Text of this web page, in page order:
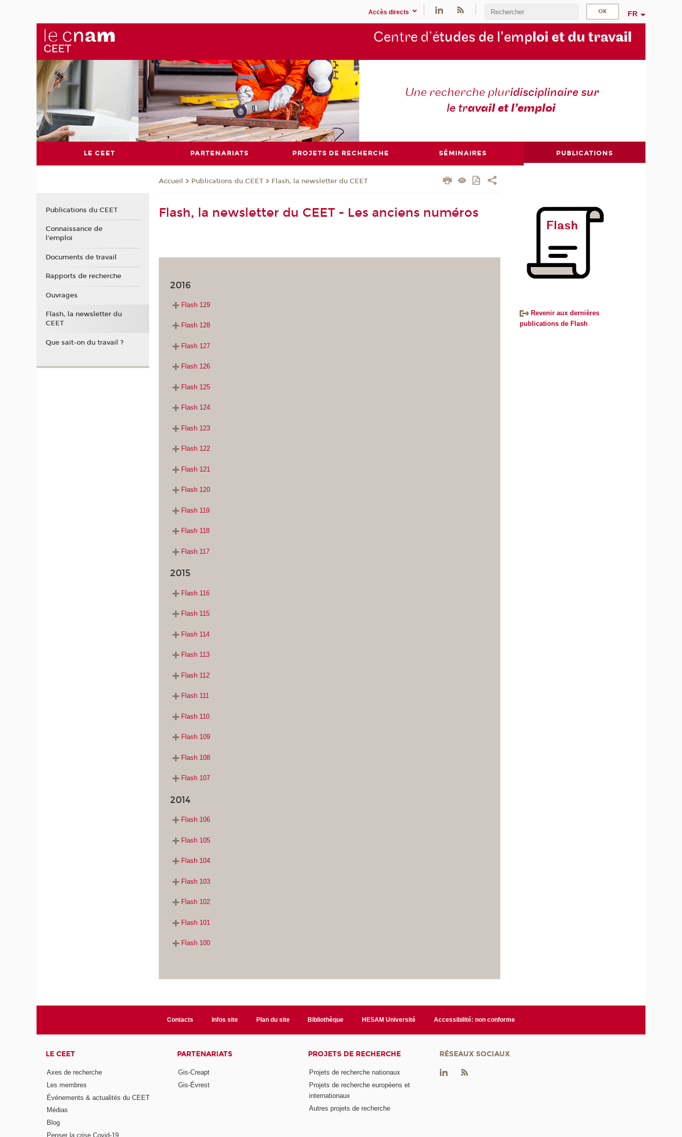
Accès directs FR
Centre d’études de l’emploi et du travail
Une recherche pluridisciplinaire sur
le travail et l’emploi
LE CEET PARTENARIATS PROJETS DE RECHERCHE SÉMINAIRES PUBLICATIONS
Accueil Publications du CEET Flash, la newsletter du CEET
Flash, la newsletter du CEET - Les anciens numéros
2016
Flash 129
Flash 128
Flash 127
Flash 126
Flash 125
Flash 124
Flash 123
Flash 122
Flash 121
Flash 120
Flash 119
Flash 118
Flash 117
2015
Flash 116
Flash 115
Flash 114
Flash 113
Flash 112
Flash 111
Flash 110
Flash 109
Flash 108
Flash 107
2014
Flash 106
Flash 105
Flash 104
Flash 103
Flash 102
Flash 101
Flash 100
Revenir aux dernières
publications de Flash
Publications du CEET
Connaissance de
l'emploi
Documents de travail
Rapports de recherche
Ouvrages
Flash, la newsletter du
CEET
Que sait-on du travail ?
Contacts Infos site Plan du site Bibliothèque HESAM Université Accessibilité: non conforme
LE CEET
Axes de recherche
Les membres
Événements & actualités du CEET
Médias
Blog
Penser la crise Covid-19
PARTENARIATS
Gis-Creapt
Gis-Évrest
PROJETS DE RECHERCHE
Projets de recherche nationaux
Projets de recherche européens et
internationaux
Autres projets de recherche
RÉSEAUX SOCIAUX